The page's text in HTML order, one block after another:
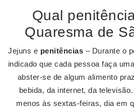
Qual
Quaresma de
Jejuns e penitências – Durante o
indicado que cada pessoa faça uma
abster-se de algum alimento
bebida, da internet, da
menos às sextas-feiras, dia em